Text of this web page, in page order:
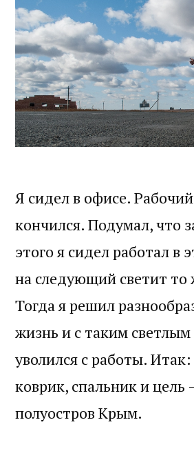
Я сидел в офисе.
кончился. Подумал, что
этого я сидел работал в
на следующий светит то
Тогда я решил
жизнь и с таким светлым
уволился с работы.
коврик, спальник и
полуостров Крым.